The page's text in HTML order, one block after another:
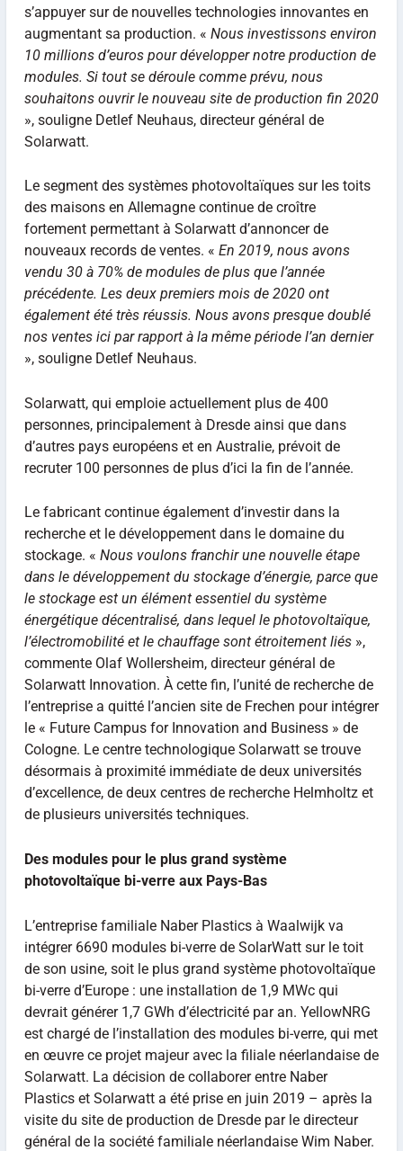
s’appuyer sur de nouvelles technologies innovantes en
augmentant sa production. « Nous investissons environ
10 millions d’euros pour développer notre production de
modules. Si tout se déroule comme prévu, nous
souhaitons ouvrir le nouveau site de production fin 2020
», souligne Detlef Neuhaus, directeur général de
Solarwatt.
Le segment des systèmes photovoltaïques sur les toits
des maisons en Allemagne continue de croître
fortement permettant à Solarwatt d’annoncer de
nouveaux records de ventes. « En 2019, nous avons
vendu 30 à 70% de modules de plus que l’année
précédente. Les deux premiers mois de 2020 ont
également été très réussis. Nous avons presque doublé
nos ventes ici par rapport à la même période l’an dernier
», souligne Detlef Neuhaus.
Solarwatt, qui emploie actuellement plus de 400
personnes, principalement à Dresde ainsi que dans
d’autres pays européens et en Australie, prévoit de
recruter 100 personnes de plus d’ici la fin de l’année.
Le fabricant continue également d’investir dans la
recherche et le développement dans le domaine du
stockage. « Nous voulons franchir une nouvelle étape
dans le développement du stockage d’énergie, parce que
le stockage est un élément essentiel du système
énergétique décentralisé, dans lequel le photovoltaïque,
l’électromobilité et le chauffage sont étroitement liés»,
commente Olaf Wollersheim, directeur général de
Solarwatt Innovation. À cette fin, l’unité de recherche de
l’entreprise a quitté l’ancien site de Frechen pour intégrer
le « Future Campus for Innovation and Business » de
Cologne. Le centre technologique Solarwatt se trouve
désormais à proximité immédiate de deux universités
d’excellence, de deux centres de recherche Helmholtz et
de plusieurs universités techniques.
Des modules pour le plus grand système
photovoltaïque bi-verre aux Pays-Bas
L’entreprise familiale Naber Plastics à Waalwijk va
intégrer 6690 modules bi-verre de SolarWatt sur le toit
de son usine, soit le plus grand système photovoltaïque
bi-verre d’Europe : une installation de 1,9 MWc qui
devrait générer 1,7 GWh d’électricité par an. YellowNRG
est chargé de l’installation des modules bi-verre, qui met
en œuvre ce projet majeur avec la filiale néerlandaise de
Solarwatt. La décision de collaborer entre Naber
Plastics et Solarwatt a été prise en juin 2019 – après la
visite du site de production de Dresde par le directeur
général de la société familiale néerlandaise Wim Naber.